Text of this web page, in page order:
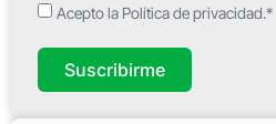
Acepto la Política de privacidad.*
Suscribirme